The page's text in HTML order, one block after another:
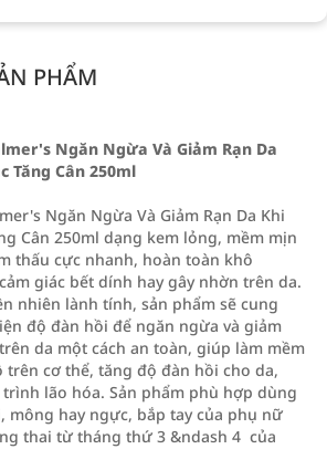
PHẨM
Ngăn Ngừa Và Giảm Rạn Da
Tăng Cân 250ml
Ngăn Ngừa Và Giảm Rạn Da Khi
Cân 250ml dạng kem lỏng, mềm mịn
thấu cực nhanh, hoàn toàn khô
giác bết dính hay gây nhờn trên da.
nhiên lành tính, sản phẩm sẽ cung
độ đàn hồi để ngăn ngừa và giảm
da một cách an toàn, giúp làm mềm
cơ thể, tăng độ đàn hồi cho da,
lão hóa. Sản phẩm phù hợp dùng
mông hay ngực, bắp tay của phụ nữ
thai từ tháng thứ 3 &ndash 4 của